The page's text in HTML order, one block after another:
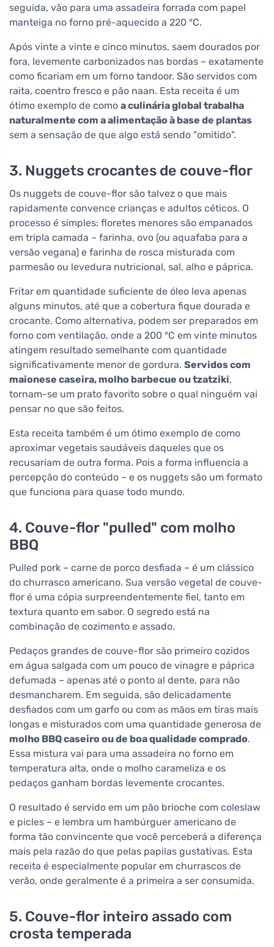
seguida, vão para uma assadeira forrada com papel
manteiga no forno pré-aquecido a 220 °C.
Após vinte a vinte e cinco minutos, saem dourados por
fora, levemente carbonizados nas bordas – exatamente
como ficariam em um forno tandoor. São servidos com
raita, coentro fresco e pão naan. Esta receita é um
ótimo exemplo de como a culinária global trabalha
naturalmente com a alimentação à base de plantas
sem a sensação de que algo está sendo "omitido".
3. Nuggets crocantes de couve-flor
Os nuggets de couve-flor são talvez o que mais
rapidamente convence crianças e adultos céticos. O
processo é simples: floretes menores são empanados
em tripla camada – farinha, ovo (ou aquafaba para a
versão vegana) e farinha de rosca misturada com
parmesão ou levedura nutricional, sal, alho e páprica.
Fritar em quantidade suficiente de óleo leva apenas
alguns minutos, até que a cobertura fique dourada e
crocante. Como alternativa, podem ser preparados em
forno com ventilação, onde a 200 °C em vinte minutos
atingem resultado semelhante com quantidade
significativamente menor de gordura. Servidos com
maionese caseira, molho barbecue ou tzatziki,
tornam-se um prato favorito sobre o qual ninguém vai
pensar no que são feitos.
Esta receita também é um ótimo exemplo de como
aproximar vegetais saudáveis daqueles que os
recusariam de outra forma. Pois a forma influencia a
percepção do conteúdo – e os nuggets são um formato
que funciona para quase todo mundo.
4. Couve-flor "pulled" com molho
BBQ
Pulled pork – carne de porco desfiada – é um clássico
do churrasco americano. Sua versão vegetal de couve-
flor é uma cópia surpreendentemente fiel, tanto em
textura quanto em sabor. O segredo está na
combinação de cozimento e assado.
Pedaços grandes de couve-flor são primeiro cozidos
em água salgada com um pouco de vinagre e páprica
defumada – apenas até o ponto al dente, para não
desmancharem. Em seguida, são delicadamente
desfiados com um garfo ou com as mãos em tiras mais
longas e misturados com uma quantidade generosa de
molho BBQ caseiro ou de boa qualidade comprado.
Essa mistura vai para uma assadeira no forno em
temperatura alta, onde o molho carameliza e os
pedaços ganham bordas levemente crocantes.
O resultado é servido em um pão brioche com coleslaw
e picles – e lembra um hambúrguer americano de
forma tão convincente que você perceberá a diferença
mais pela razão do que pelas papilas gustativas. Esta
receita é especialmente popular em churrascos de
verão, onde geralmente é a primeira a ser consumida.
5. Couve-flor inteiro assado com
crosta temperada